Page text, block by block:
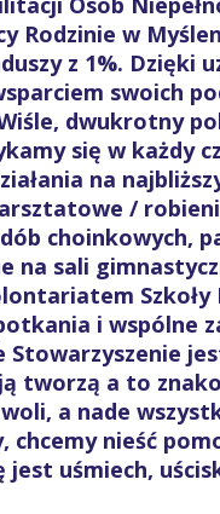
Rodzinie w
z 1%. Dzięki
swoich
dwukrotny
się w każdy
na
/
choinkowych,
na sali
i wspólne
Stowarzyszenie
tworzą a to
a nade
chcemy nieść
uśmiech,